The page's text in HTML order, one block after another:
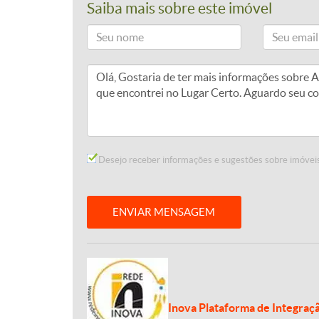
Saiba mais sobre este imóvel
Desejo receber informações e sugestões sobre
ENVIAR MENSAGEM
Inova Plataforma de